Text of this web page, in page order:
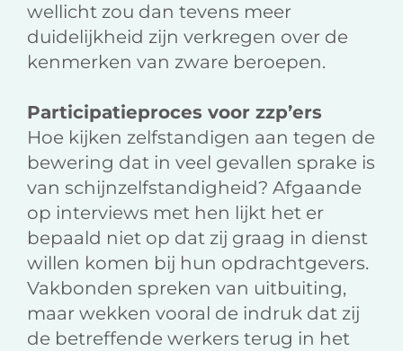
wellicht zou dan tevens meer
duidelijkheid zijn verkregen over de
kenmerken van zware beroepen.
Participatieproces voor zzp’ers
Hoe kijken zelfstandigen aan tegen de
bewering dat in veel gevallen sprake is
van schijnzelfstandigheid? Afgaande
op interviews met hen lijkt het er
bepaald niet op dat zij graag in dienst
willen komen bij hun opdrachtgevers.
Vakbonden spreken van uitbuiting,
maar wekken vooral de indruk dat zij
de betreffende werkers terug in het